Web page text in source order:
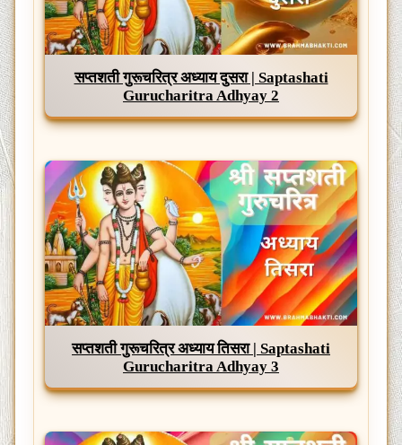
सप्तशती गुरूचरित्र अध्याय दुसरा | Saptashati
Gurucharitra Adhyay 2
सप्तशती गुरूचरित्र अध्याय तिसरा | Saptashati
Gurucharitra Adhyay 3